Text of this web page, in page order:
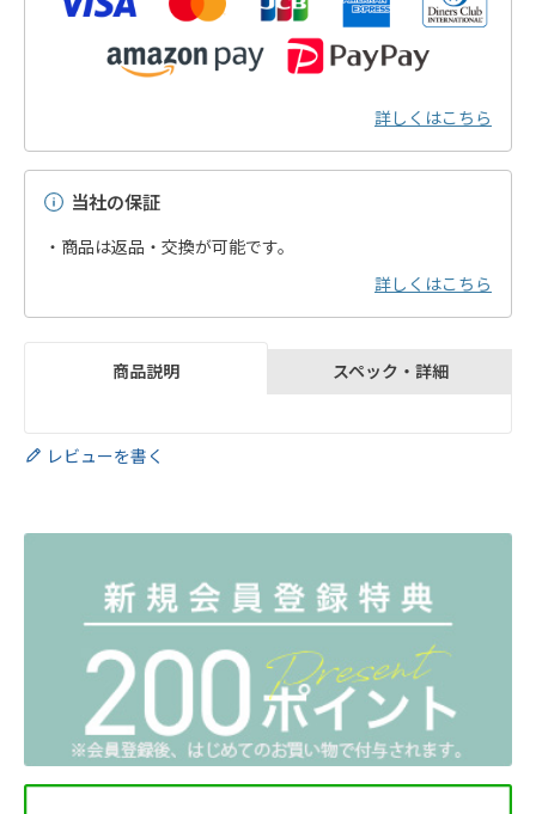
商品説明 スペック・詳細
詳しくはこちら
当社の保証
・商品は返品・交換が可能です。
詳しくはこちら
レビューを書く